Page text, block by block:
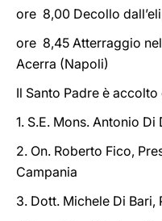
ore 8,00 Decollo
ore 8,45 Atterraggio
Acerra (Napoli)
Il Santo Padre è accolto
1. S.E. Mons. Antonio
2. On. Roberto Fico,
Campania
3. Dott. Michele Di